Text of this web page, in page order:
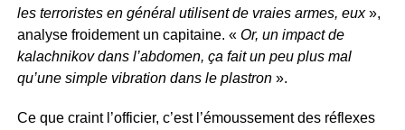
les terroristes en général utilisent de vraies armes, eux»,
analyse froidement un capitaine. « Or, un impact de
kalachnikov dans l’abdomen, ça fait un peu plus mal
qu’une simple vibration dans le plastron».
Ce que craint l’officier, c’est l’émoussement des réflexes